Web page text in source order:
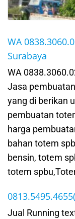
WA
Surabaya
WA
Jasa
yang di berikan
pembuatan
harga
bahan totem
bensin, totem
totem
Jual Running